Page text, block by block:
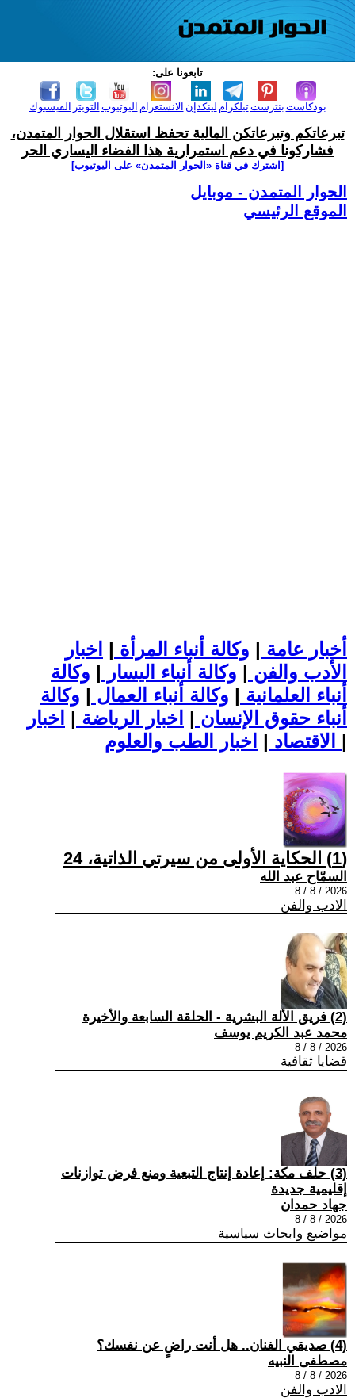
تابعونا على:
الفيسبوك التويتر اليوتيوب الانستغرام لينكدإن تيلكرامبنترست بودكاست
تبرعاتكم وتبرعاتكن المالية تحفظ استقلال الحوار المتمدن،
فشاركونا في دعم استمرارية هذا الفضاء اليساري الحر
[اشترك في قناة ‫«الحوار المتمدن» على اليوتيوب]
الحوار المتمدن - موبايل
الموقع الرئيسي
أخبار عامة | وكالة أنباء المرأة | اخبار
الأدب والفن | وكالة أنباء اليسار | وكالة
أنباء العلمانية | وكالة أنباء العمال | وكالة
أنباء حقوق الإنسان | اخبار الرياضة | اخبار
الاقتصاد | |
(1) الحكاية الأولى من سيرتي الذاتية، 24
السمّاح عبد الله
2026 / 8 / 8
الادب والفن
(2) فريق الألة البشرية - الحلقة السابعة والأخيرة
محمد عبد الكريم يوسف
2026 / 8 / 8
قضايا ثقافية
(3) حلف مكة: إعادة إنتاج التبعية ومنع فرض توازنات
إقليمية جديدة
جهاد حمدان
2026 / 8 / 8
مواضيع وابحاث سياسية
(4) صديقي الفنان.. هل أنت راضٍ عن نفسك؟
مصطفى النبيه
2026 / 8 / 8
الادب والفن